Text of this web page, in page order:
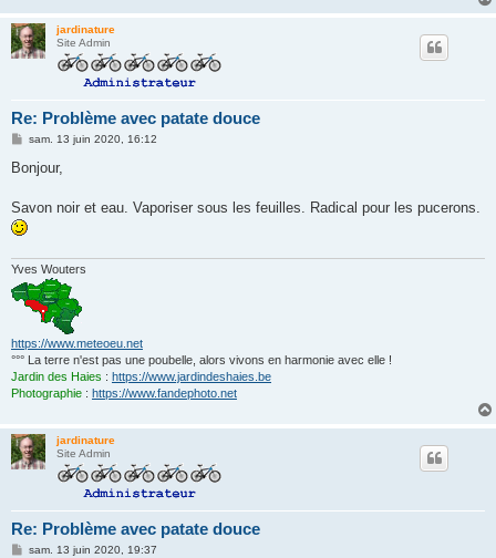
jardinature
Site Admin
Re: Problème avec patate douce
M
s
g
sam. 13 juin 2020, 16:12
Bonjour,
Savon noir et eau. Vaporiser sous les feuilles. Radical pour les pucerons.
Yves Wouters
https://www.meteoeu.net
°°° La terre n'est pas une poubelle, alors vivons en harmonie avec elle !
Jardin des Haies : https://www.jardindeshaies.be
Photographie : https://www.fandephoto.net
jardinature
Site Admin
Re: Problème avec patate douce
Msam. 13 juin 2020, 19:37